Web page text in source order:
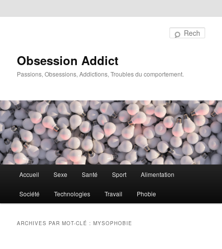
Obsession Addict
Passions, Obsessions, Addictions, Troubles du comportement.
principal
Accueil Sexe Santé Sport Alimentation
Société Technologies Travail Phobie
ARCHIVES PAR MOT-CLÉ :MYSOPHOBIE